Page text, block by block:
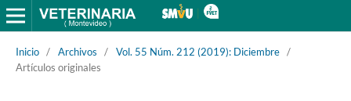
Inicio / Archivos / Vol. 55 Núm. 212 (2019): Diciembre /
Artículos originales